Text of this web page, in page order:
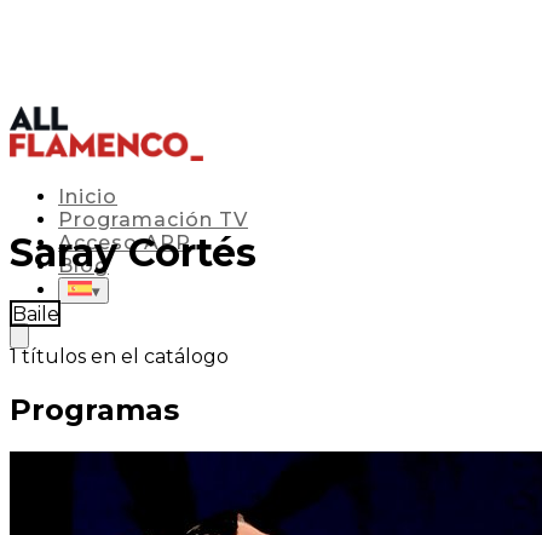
Inicio
Programación TV
Acceso APP
Blog
▾
Saray Cortés
Baile
1 títulos en el catálogo
Programas